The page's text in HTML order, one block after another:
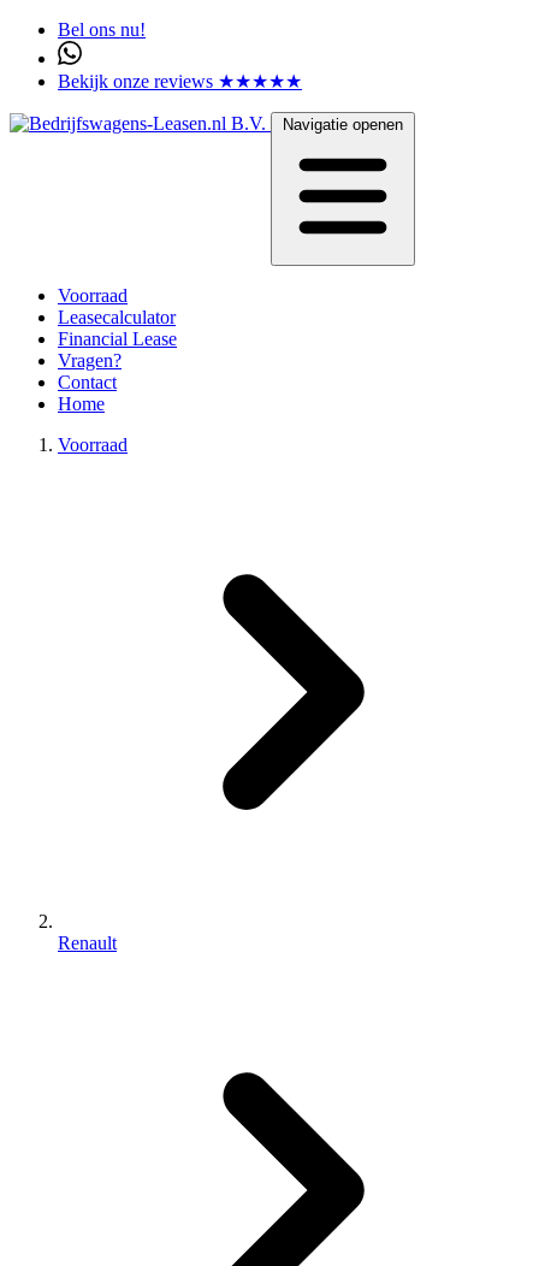
Bel ons nu!
Bekijk onze reviews ★★★★★
Navigatie openen
Voorraad
Leasecalculator
Financial Lease
Vragen?
Contact
Home
Voorraad
Renault